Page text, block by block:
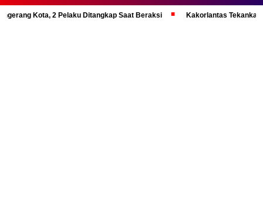
2 Pelaku Ditangkap Saat Beraksi Kakorlantas Tekankan Mental